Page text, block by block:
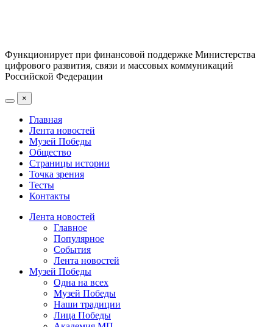
Функционирует при финансовой поддержке Министерства
цифрового развития, связи и массовых коммуникаций
Российской Федерации
×
Главная
Лента новостей
Музей Победы
Общество
Страницы истории
Точка зрения
Тесты
Контакты
Лента новостей
Главное
Популярное
События
Лента новостей
Музей Победы
Одна на всех
Музей Победы
Наши традиции
Лица Победы